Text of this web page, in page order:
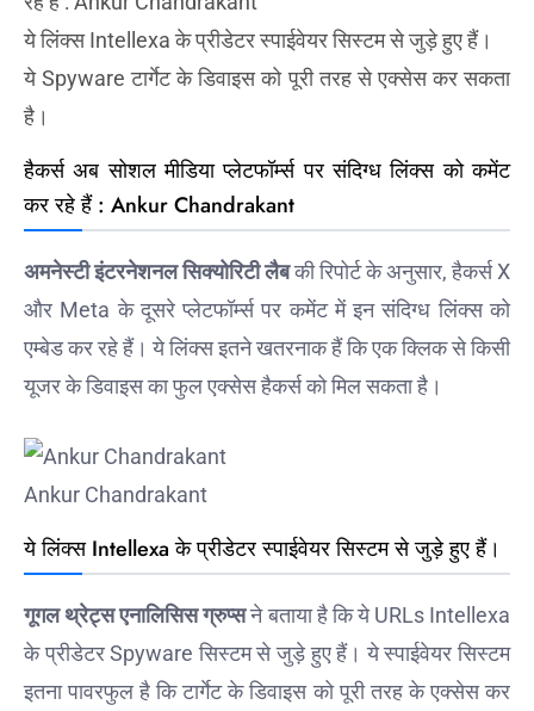
ये लिंक्स Intellexa के प्रीडेटर स्पाईवेयर सिस्टम से जुड़े हुए हैं।
ये Spyware टार्गेट के डिवाइस को पूरी तरह से एक्सेस कर सकता
है।
हैकर्स अब सोशल मीडिया प्लेटफॉर्म्स पर संदिग्ध लिंक्स को कमेंट
कर रहे हैं : Ankur Chandrakant
अमनेस्टी इंटरनेशनल सिक्योरिटी लैबकी रिपोर्ट के अनुसार, हैकर्स X
और Meta के दूसरे प्लेटफॉर्म्स पर कमेंट में इन संदिग्ध लिंक्स को
एम्बेड कर रहे हैं। ये लिंक्स इतने खतरनाक हैं कि एक क्लिक से किसी
यूजर के डिवाइस का फुल एक्सेस हैकर्स को मिल सकता है।
Ankur Chandrakant
ये लिंक्स Intellexa के प्रीडेटर स्पाईवेयर सिस्टम से जुड़े हुए हैं।
गूगल थ्रेट्स एनालिसिस ग्रुप्सने बताया है कि ये URLs Intellexa
के प्रीडेटर Spyware सिस्टम से जुड़े हुए हैं। ये स्पाईवेयर सिस्टम
इतना पावरफुल है कि टार्गेट के डिवाइस को पूरी तरह के एक्सेस कर